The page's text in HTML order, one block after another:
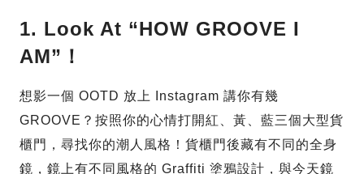
1. Look At “HOW GROOVE I
AM”！
想影一個 OOTD 放上 Instagram 講你有幾
GROOVE？按照你的心情打開紅、黃、藍三個大型貨
櫃門，尋找你的潮人風格！貨櫃門後藏有不同的全身
鏡，鏡上有不同風格的 Graffiti 塗鴉設計，與今天鏡